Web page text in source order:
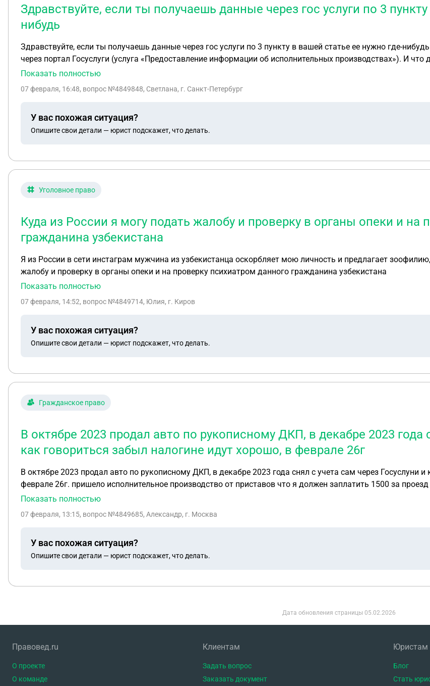
Здравствуйте, если ты получаешь данные через гос услуги по 3
нибудь
Здравствуйте, если ты получаешь данные через гос услуги по 3 пункту в вашей статье ее нужно где-нибудь заверять ( 3:
через портал Госуслуги (услуга «Предоставление информации об исполнительных производствах»). И что делать если МФЦ по такой справки отказывается
принимать документы. Еще вопрос , что делать если ты уже у приставов просил эту справку через гос
Показать полностью
07 февраля, 16:48, вопрос №4849848, Светлана, г. Санкт-Петербург
У вас похожая ситуация?
Опишите свои детали — юрист подскажет, что делать.
Уголовное право
Куда из России я могу подать жалобу и проверку в органы опеки и на
гражданина узбекистана
Я из России в сети инстаграм мужчина из узбекистанца оскорбляет мою личность и предлагает
жалобу и проверку в органы опеки и на проверку психиатром данного гражданина узбекистана
Показать полностью
07 февраля, 14:52, вопрос №4849714, Юлия, г. Киров
У вас похожая ситуация?
Опишите свои детали — юрист подскажет, что делать.
Гражданское право
В октябре 2023 продал авто по рукописному ДКП, в декабре 2023 года
как говориться забыл налогине идут хорошо, в феврале 26г
В октябре 2023 продал авто по рукописному ДКП, в декабре 2023 года снял с учета сам через Госуслуни
феврале 26г. пришело исполнительное производство от приставов что я должен заплатить 1500 за
г. с блакировкой счета на сумму штрафа, запросил в гаи сведенья по авто выяснилось что ее поставили
Показать полностью
07 февраля, 13:15, вопрос №4849685, Александр, г. Москва
У вас похожая ситуация?
Опишите свои детали — юрист подскажет, что делать.
Дата обновления страницы 05.02.2026
Правовед.ru
О проекте
О команде
Клиентам
Задать вопрос
Заказать документ
Юристам
Блог
Стать